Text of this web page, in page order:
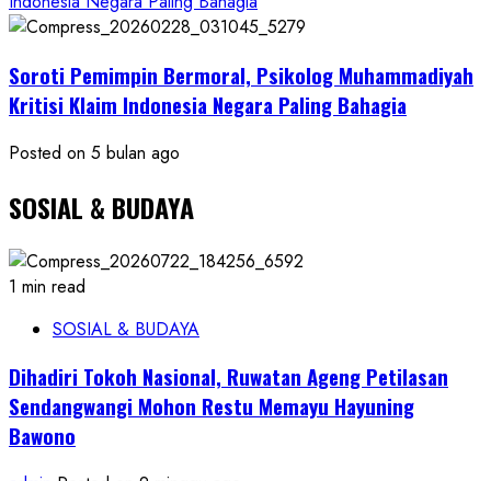
Soroti Pemimpin Bermoral, Psikolog Muhammadiyah
Kritisi Klaim Indonesia Negara Paling Bahagia
Posted on 5 bulan ago
SOSIAL & BUDAYA
1 min read
SOSIAL & BUDAYA
Dihadiri Tokoh Nasional, Ruwatan Ageng Petilasan
Sendangwangi Mohon Restu Memayu Hayuning
Bawono